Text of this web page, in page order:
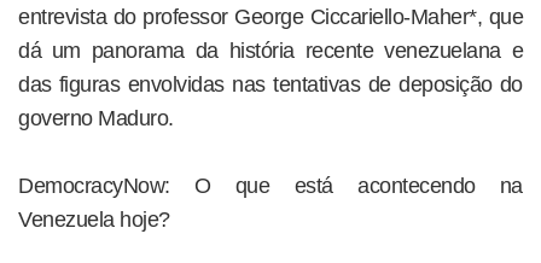
entrevista do professor George Ciccariello-Maher*, que
dá um panorama da história recente venezuelana e
das figuras envolvidas nas tentativas de deposição do
governo Maduro.
DemocracyNow: O que está acontecendo na
Venezuela hoje?